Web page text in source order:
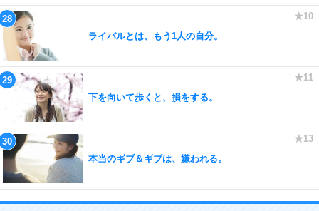
ライバルとは、もう1人の自分。
下を向いて歩くと、損をする。
本当のギブ＆ギブは、嫌われる。